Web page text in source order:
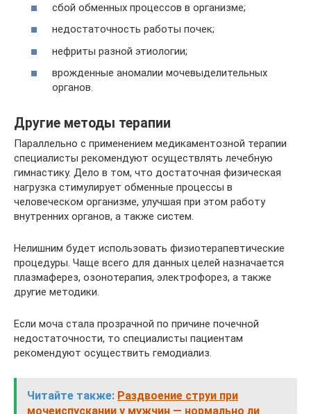
сбой обменных процессов в организме;
недостаточность работы почек;
нефриты разной этиологии;
врожденные аномалии мочевыделительных
органов.
Другие методы терапии
Параллельно с применением медикаментозной терапии
специалисты рекомендуют осуществлять лечебную
гимнастику. Дело в том, что достаточная физическая
нагрузка стимулирует обменные процессы в
человеческом организме, улучшая при этом работу
внутренних органов, а также систем.
Нелишним будет использовать физиотерапевтические
процедуры. Чаще всего для данных целей назначается
плазмаферез, озонотерапия, электрофорез, а также
другие методики.
Если моча стала прозрачной по причине почечной
недостаточности, то специалисты пациентам
рекомендуют осуществить гемодиализ.
Читайте также: Раздвоение струи при
мочеиспускании у мужчин — нормально ли